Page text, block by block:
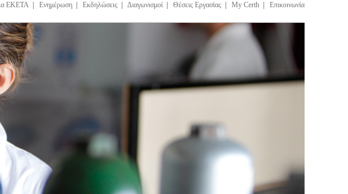
ΕΚΕΤΑ Ενημέρωση Εκδηλώσεις Διαγωνισμοί Θέσεις Εργασίας My Certh Επικοινωνία